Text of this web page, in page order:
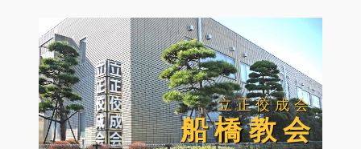
立正佼成会
立正佼成会
船 橋 教 会
船 橋 教 会